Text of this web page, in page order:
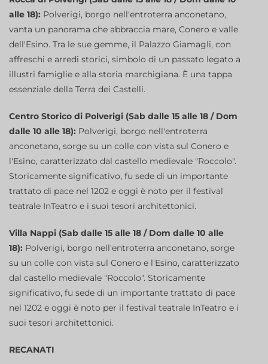
alle 18): Polverigi, borgo nell'entroterra anconetano,
vanta un panorama che abbraccia mare, Conero e valle
dell'Esino. Tra le sue gemme, il Palazzo Giamagli, con
affreschi e arredi storici, simbolo di un passato legato a
illustri famiglie e alla storia marchigiana. È una tappa
essenziale della Terra dei Castelli.
Centro Storico di Polverigi (Sab dalle 15 alle 18 / Dom
dalle 10 alle 18): Polverigi, borgo nell'entroterra
anconetano, sorge su un colle con vista sul Conero e
l'Esino, caratterizzato dal castello medievale "Roccolo".
Storicamente significativo, fu sede di un importante
trattato di pace nel 1202 e oggi è noto per il festival
teatrale InTeatro e i suoi tesori architettonici.
Villa Nappi (Sab dalle 15 alle 18 / Dom dalle 10 alle
18): Polverigi, borgo nell'entroterra anconetano, sorge
su un colle con vista sul Conero e l'Esino, caratterizzato
dal castello medievale "Roccolo". Storicamente
significativo, fu sede di un importante trattato di pace
nel 1202 e oggi è noto per il festival teatrale InTeatro e i
suoi tesori architettonici.
RECANATI